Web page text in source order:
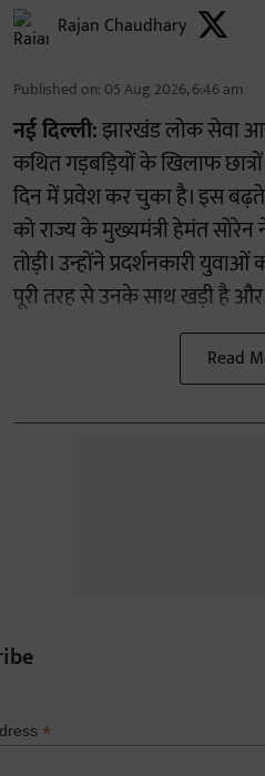
Rajan Chaudhary
Published on: 05 Aug 2026, 6:46 am
नई दिल्ली:झारखंड लोक सेवा
कथित गड़बड़ियों के खिलाफ छात्रों
दिन में प्रवेश कर चुका है। इस
को राज्य के मुख्यमंत्री हेमंत सोरेन
तोड़ी। उन्होंने प्रदर्शनकारी
पूरी तरह से उनके साथ खड़ी है और
Read
*